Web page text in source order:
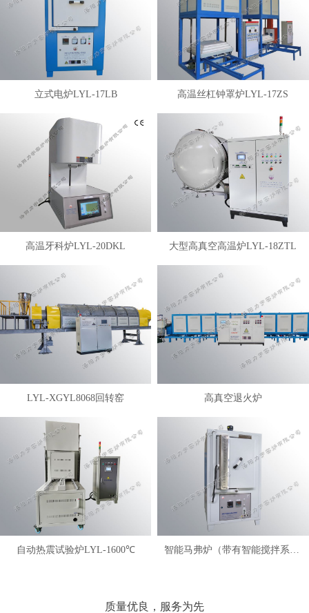
立式电炉LYL-17LB 高温丝杠钟罩炉LYL-17ZS
高温牙科炉LYL-20DKL 大型高真空高温炉LYL-18ZTL
LYL-XGYL8068回转窑 高真空退火炉
自动热震试验炉LYL-1600℃
质量优良，服务为先